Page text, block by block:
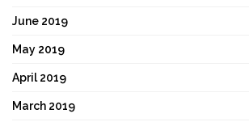
June 2019
May 2019
April 2019
March 2019